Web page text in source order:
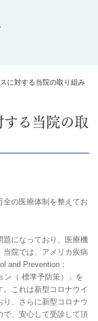
に対する当院の取り組み
る当院の取
全の医療体制を整えてお
題になっており、医療機
院では、 アメリカ疾病
and Prevention ：
ン（ 標準予防策）
」を
これは新型コロナウイ
、さらに新型コロナウ
で、安心して受診して頂